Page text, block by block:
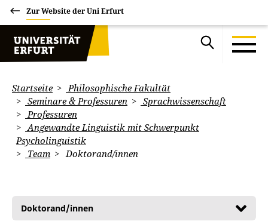
Zur Website der Uni Erfurt
Startseite
Philosophische Fakultät
Seminare & Professuren
Sprachwissenschaft
Professuren
Angewandte Linguistik mit Schwerpunkt
Psycholinguistik
Team
Doktorand/innen
Doktorand/innen